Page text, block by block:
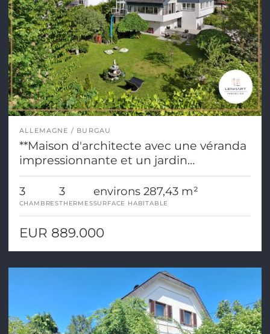
ALLEMAGNE BURGAU
**Maison d'architecte avec une véranda
impressionnante et un jardin
paysager**
3
CHAMBRES
3
THERMES
environs 287,43 m²
SURFACE HABITABLE
EUR 889.000